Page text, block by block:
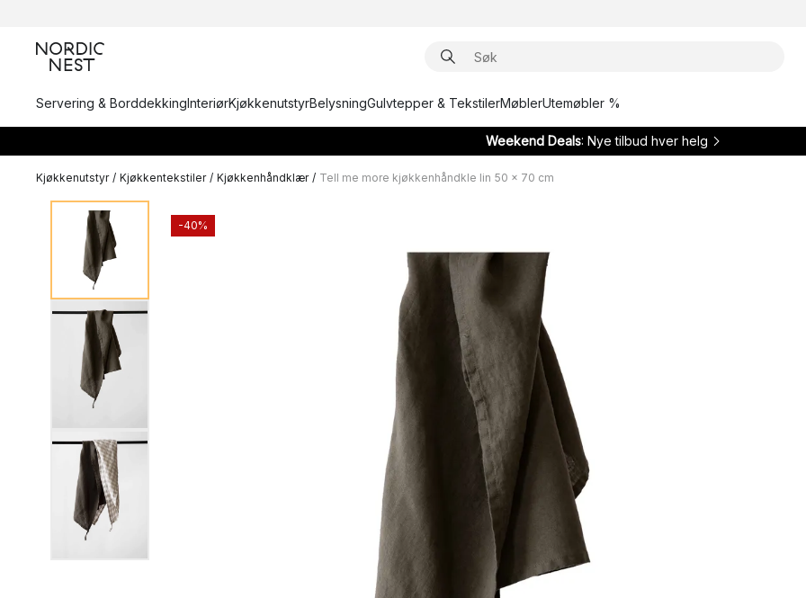
Servering & BorddekkingInteriørKjøkkenutstyrBelysningGulvtepper & TekstilerMøblerUtemøbler %
Weekend Deals: Nye tilbud hver helg
Kjøkkenutstyr / Kjøkkentekstiler / Kjøkkenhåndklær / Tell me more kjøkkenhåndkle lin 50 x 70 cm
-40%